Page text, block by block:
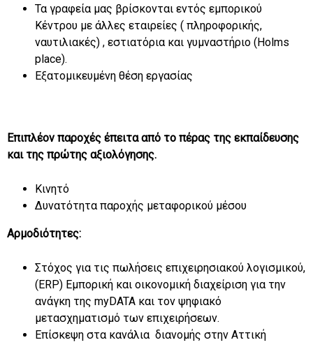
Τα γραφεία μας βρίσκονται εντός εμπορικού
Κέντρου με άλλες εταιρείες ( πληροφορικής,
ναυτιλιακές) , εστιατόρια και γυμναστήριο (Holms
place).
Εξατομικευμένη θέση εργασίας
Επιπλέον παροχές έπειτα από το πέρας της εκπαίδευσης
και της πρώτης αξιολόγησης.
Κινητό
Δυνατότητα παροχής μεταφορικού μέσου
Αρμοδιότητες:
Στόχος για τις πωλήσεις επιχειρησιακού λογισμικού,
(ERP) Εμπορική και οικονομική διαχείριση για την
ανάγκη της myDATA και τον ψηφιακό
μετασχηματισμό των επιχειρήσεων.
Επίσκεψη στα κανάλια διανομής στην Αττική